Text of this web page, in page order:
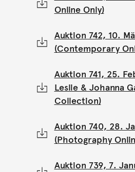
Online Only)
Auktion 742, 10.
(Contemporary
Auktion 741, 25.
Leslie & Johanna
Collection)
Auktion 740, 28.
(Photography
Auktion 739, 7.